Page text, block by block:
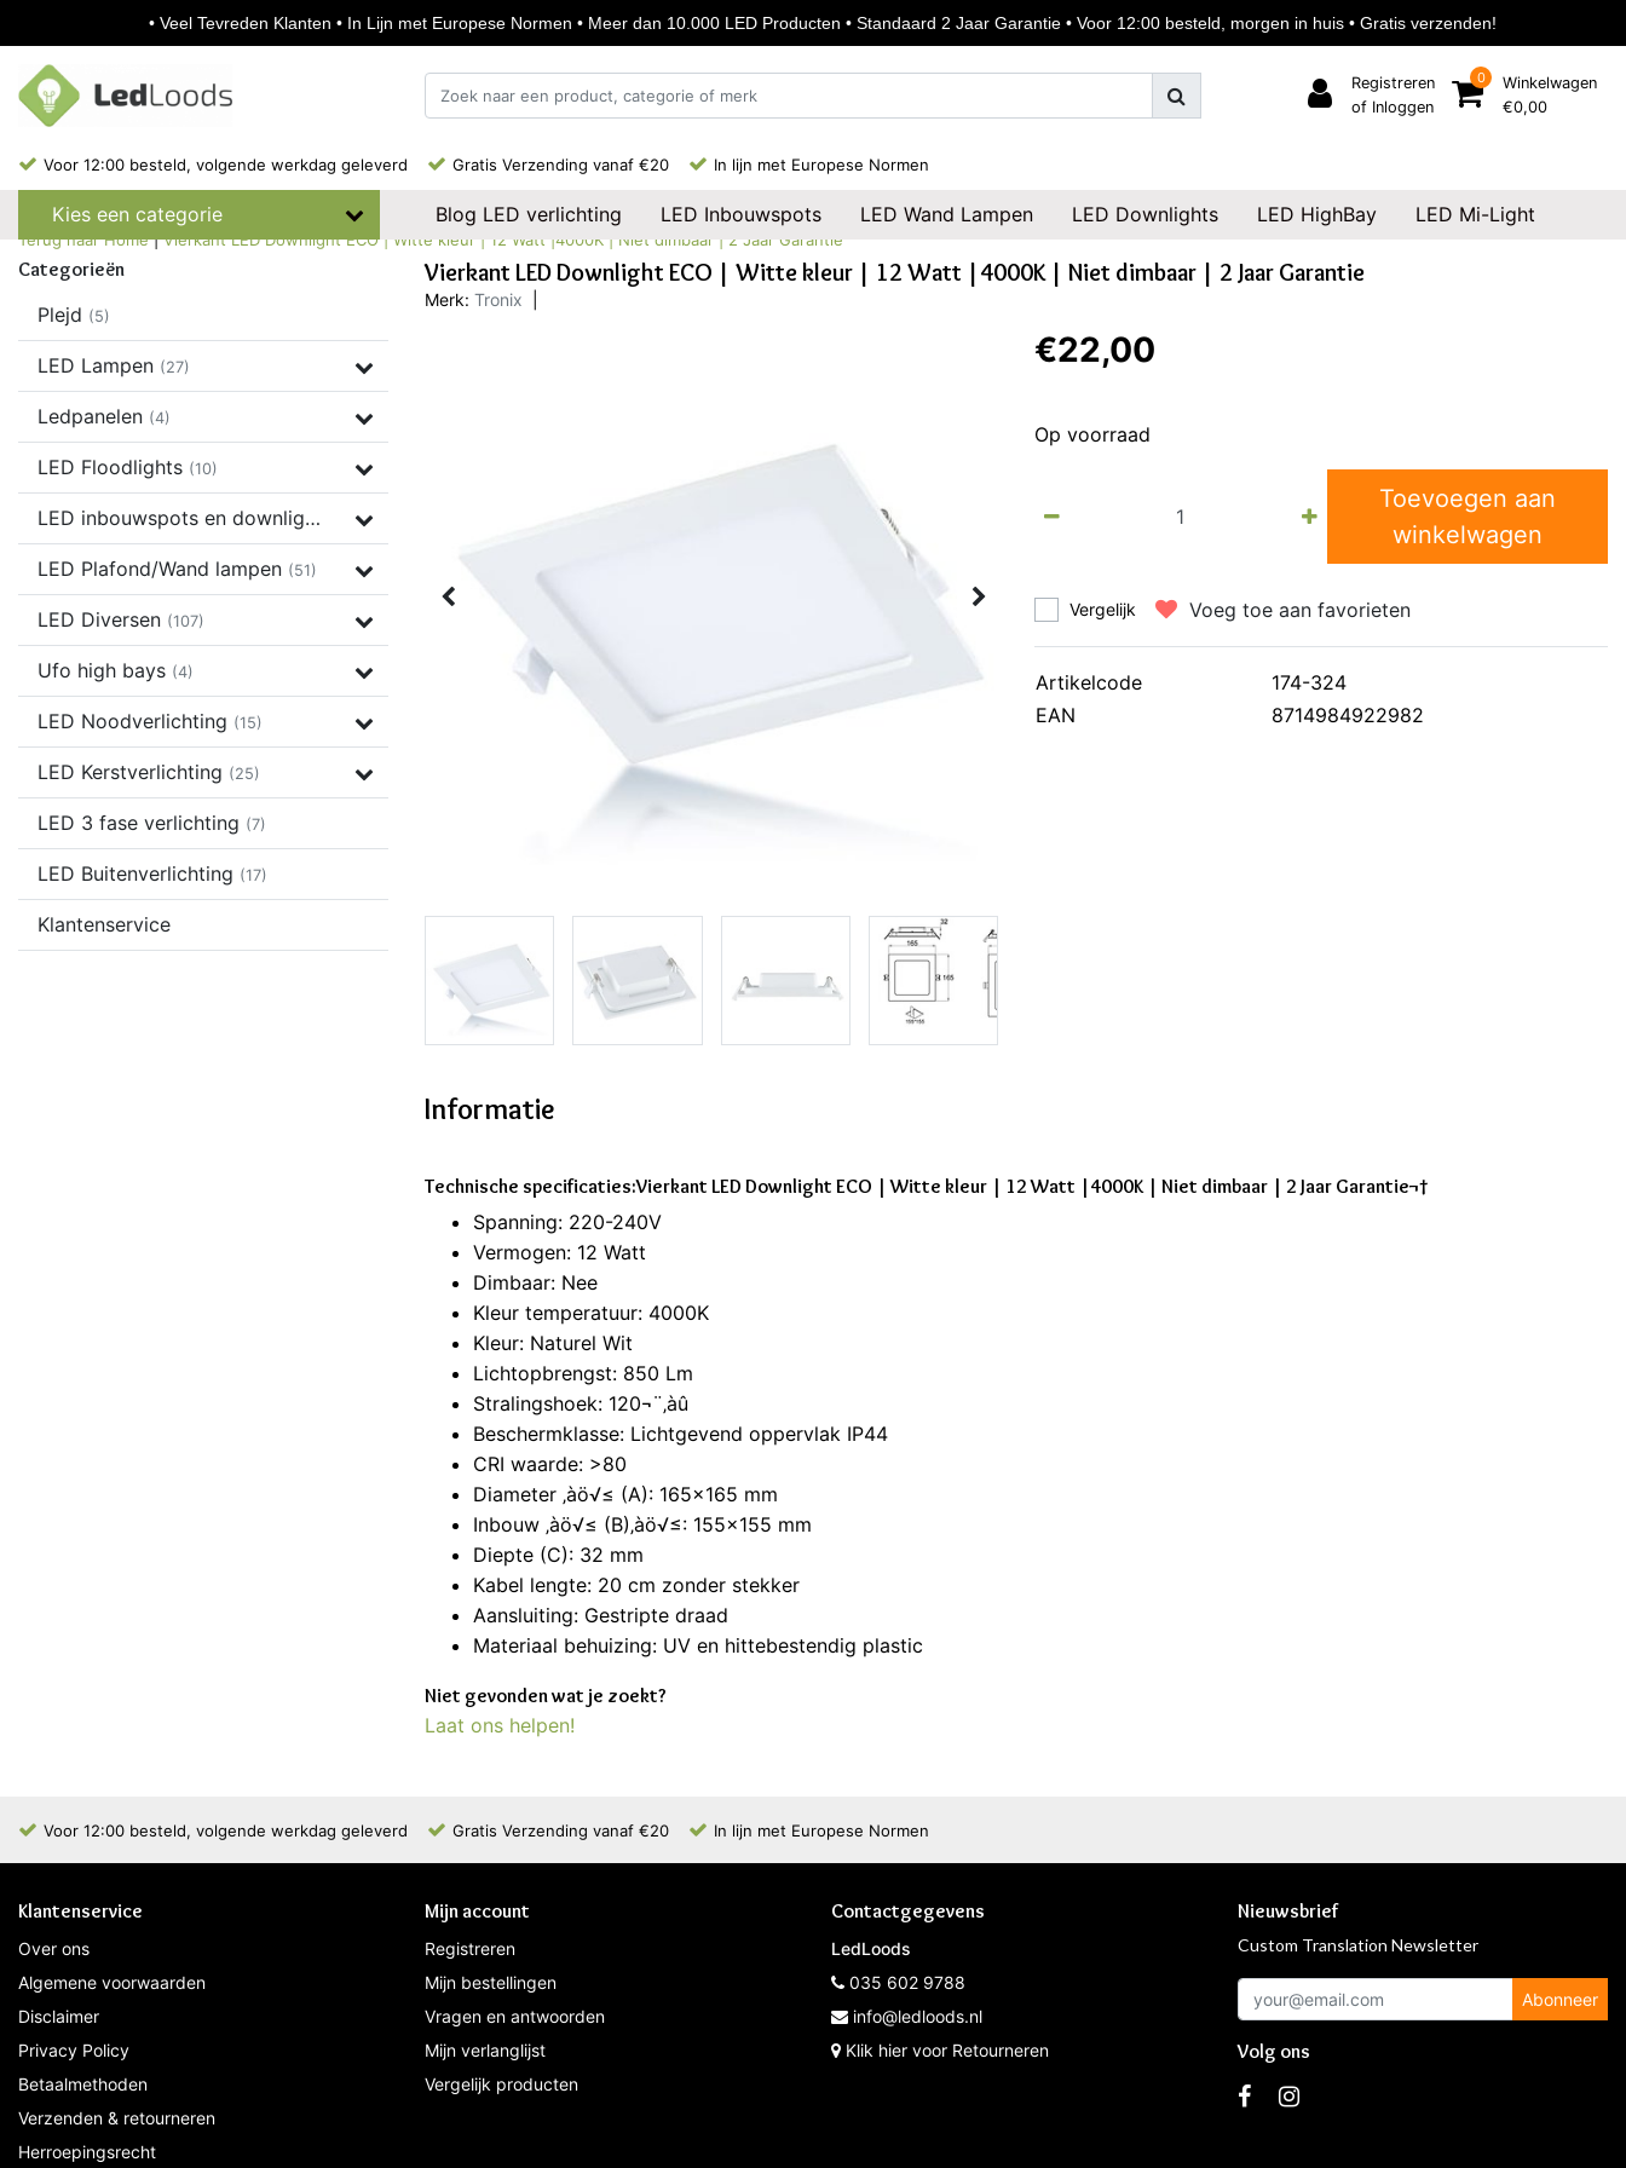
Registreren
of Inloggen
0
Winkelwagen
€0,00
Voor 12:00 besteld, volgende werkdag geleverd Gratis Verzending vanaf €20 In lijn met Europese Normen
Kies een categorie Blog LED verlichting LED Inbouwspots LED Wand Lampen LED Downlights LED HighBay LED Mi-Light
Terug naar Home|Vierkant LED Downlight ECO | Witte kleur | 12 Watt |4000K | Niet dimbaar | 2 Jaar Garantie
Categorieën
Plejd (5)
LED Lampen (27)
Ledpanelen (4)
LED Floodlights (10)
LED inbouwspots en downlights (37)
LED Plafond/Wand lampen (51)
LED Diversen (107)
Ufo high bays (4)
LED Noodverlichting (15)
LED Kerstverlichting (25)
LED 3 fase verlichting (7)
LED Buitenverlichting (17)
Klantenservice
Vierkant LED Downlight ECO | Witte kleur | 12 Watt |4000K | Niet dimbaar | 2 Jaar Garantie
Merk: Tronix
€22,00
Op voorraad
Toevoegen aan
winkelwagen
Vergelijk Voeg toe aan favorieten
Artikelcode
174-324
EAN
8714984922982
Informatie
Technische specificaties:Vierkant LED Downlight ECO | Witte kleur | 12 Watt |4000K | Niet dimbaar | 2 Jaar Garantie¬†
Spanning: 220-240V
Vermogen: 12 Watt
Dimbaar: Nee
Kleur temperatuur: 4000K
Kleur: Naturel Wit
Lichtopbrengst: 850 Lm
Stralingshoek: 120¬¨‚àû
Beschermklasse: Lichtgevend oppervlak IP44
CRI waarde: >80
Diameter ‚àö√≤ (A): 165x165 mm
Inbouw ‚àö√≤ (B)‚àö√≤: 155x155 mm
Diepte (C): 32 mm
Kabel lengte: 20 cm zonder stekker
Aansluiting: Gestripte draad
Materiaal behuizing: UV en hittebestendig plastic
Niet gevonden wat je zoekt?
Laat ons helpen!
Voor 12:00 besteld, volgende werkdag geleverd Gratis Verzending vanaf €20 In lijn met Europese Normen
Klantenservice
Over ons
Algemene voorwaarden
Disclaimer
Privacy Policy
Betaalmethoden
Verzenden & retourneren
Herroepingsrecht
Mijn account
Registreren
Mijn bestellingen
Vragen en antwoorden
Mijn verlanglijst
Vergelijk producten
Contactgegevens
LedLoods
035 602 9788
info@ledloods.nl
Klik hier voor Retourneren
Nieuwsbrief
Custom Translation Newsletter
Abonneer
Volg ons
• Veel Tevreden Klanten • In Lijn met Europese Normen • Meer dan 10.000 LED Producten • Standaard 2 Jaar Garantie • Voor 12:00 besteld, morgen in huis • Gratis verzenden!